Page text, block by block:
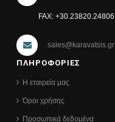
FAX: +30.23820.24806
sales@karavatsis.gr
ΠΛΗΡΟΦΟΡΙΕΣ
Η εταιρεία μας
Όροι χρήσης
Προσωπικά δεδομένα